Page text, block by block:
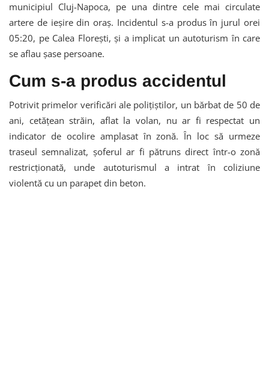
municipiul Cluj-Napoca, pe una dintre cele mai circulate
artere de ieșire din oraș. Incidentul s-a produs în jurul orei
05:20, pe Calea Florești, și a implicat un autoturism în care
se aflau șase persoane.
Cum s-a produs accidentul
Potrivit primelor verificări ale polițiștilor, un bărbat de 50 de
ani, cetățean străin, aflat la volan, nu ar fi respectat un
indicator de ocolire amplasat în zonă. În loc să urmeze
traseul semnalizat, șoferul ar fi pătruns direct într-o zonă
restricționată, unde autoturismul a intrat în coliziune
violentă cu un parapet din beton.